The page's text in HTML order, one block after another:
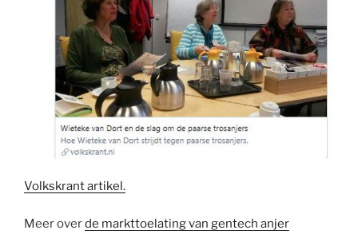
Volkskrant artikel.
Meer overde markttoelating van gentech anjer